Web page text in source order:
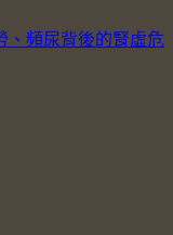
、頻尿背後的腎虛危